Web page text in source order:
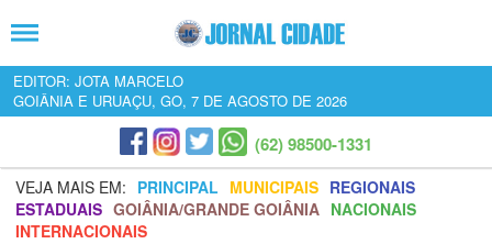
EDITOR: JOTA MARCELO
GOIÂNIA E URUAÇU, GO, 7 DE AGOSTO DE 2026
(62) 98500-1331
VEJA MAIS EM: PRINCIPAL MUNICIPAIS REGIONAIS
ESTADUAIS GOIÂNIA/GRANDE GOIÂNIA NACIONAIS
INTERNACIONAIS